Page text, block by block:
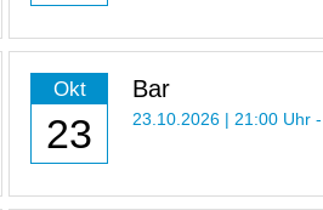
Okt
23
Bar
23.10.2026 | 21:00 Uhr